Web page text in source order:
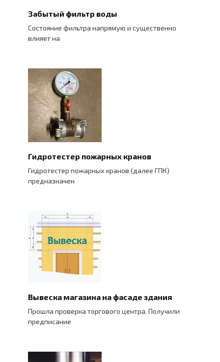
Забытый фильтр воды
Состояние фильтра напрямую и существенно
влияет на
Гидротестер пожарных кранов
Гидротестер пожарных кранов (далее ГПК)
предназначен
Вывеска магазина на фасаде здания
Прошла проверка торгового центра. Получили
предписание